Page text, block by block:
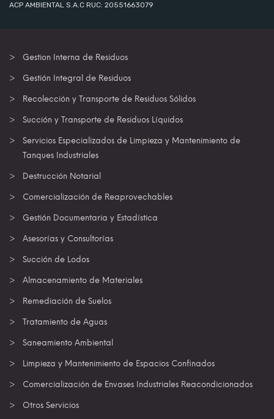
ACP AMBIENTAL S.A.C RUC: 20551663079
Gestion Interna de Residuos
Gestión Integral de Residuos
Recolección y Transporte de Residuos Sólidos
Succión y Transporte de Residuos Líquidos
Servicios Especializados de Limpieza y Mantenimiento de
Tanques Industriales
Destrucción Notarial
Comercialización de Reaprovechables
Gestión Documentaria y Estadística
Asesorías y Consultorías
Succión de Lodos
Almacenamiento de Materiales
Remediación de Suelos
Tratamiento de Aguas
Saneamiento Ambiental
Limpieza y Mantenimiento de Espacios Confinados
Comercialización de Envases Industriales Reacondicionados
Otros Servicios